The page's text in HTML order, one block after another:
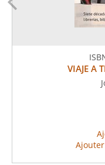
VIAJE A